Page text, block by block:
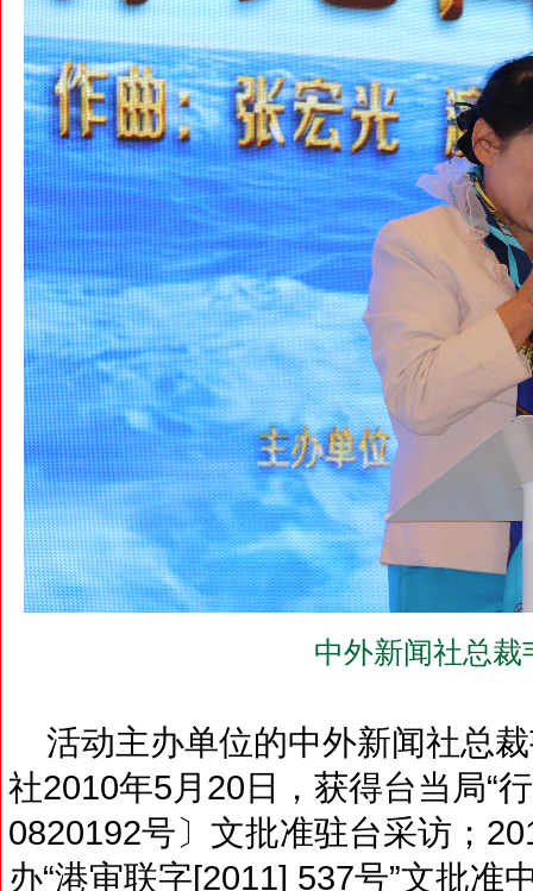
中外新闻社总裁
活动主办单位的中外新闻社总
社2010年5月20日，获得台当局“
0820192号〕文批准驻台采访；
办“港审联字[2011] 537号”文批准